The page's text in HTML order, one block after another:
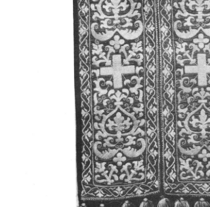
Свято-Троицкий собор Архангельска
Сегодня мы можем говорить, что Архангельск в
пострадал от целенаправленных
выдающихся памятников архитектуры. Больше
вызванная борьбой с религией, набравшая
разрушение православного центра
собора Архангельска.
Возникнув в начале XVIII века в центре
двухэтажный Троицкий собор, сразу
XVIII веке по масштабам ему не было равных на
оставался самым высоким и значительным из
второе место, после гостиных дворов, в
Один из самых больших и светлых соборов
портового города с отраженными в ней
архангелогородской школы церковного зодчества.